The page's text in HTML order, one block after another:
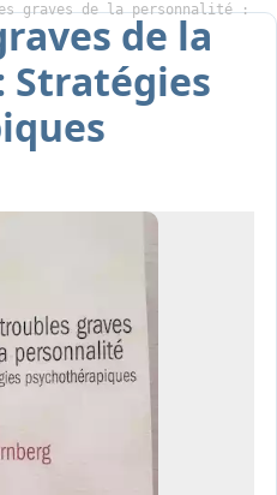
graves de la personnalité :
de la
Stratégies